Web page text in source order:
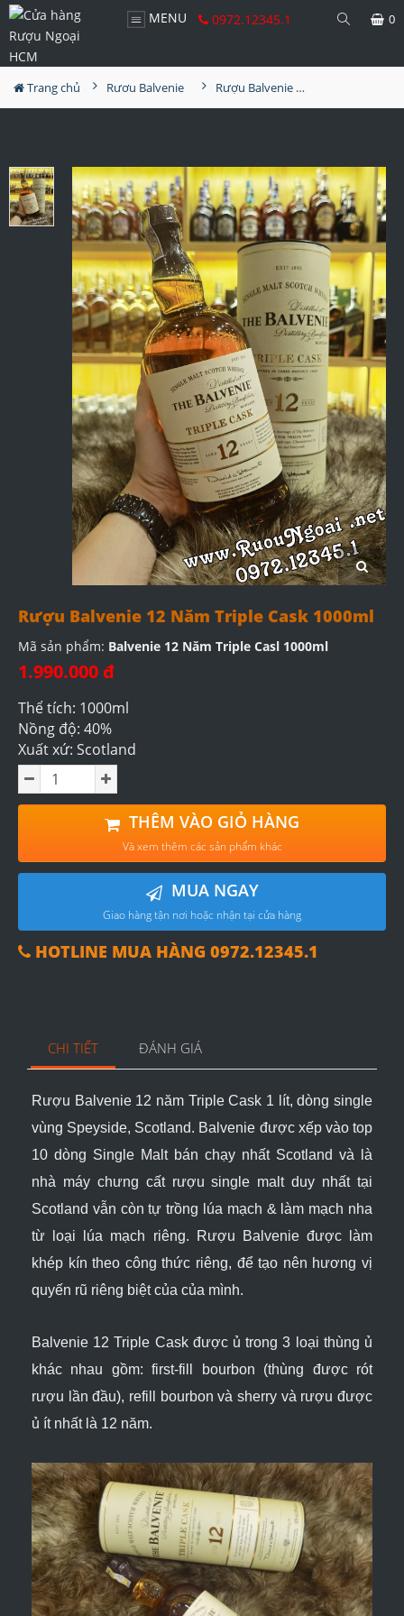
MENU 0972.12345.1 0
Trang chủ Rươu Balvenie Rượu Balvenie 12 Năm Triple Cask 1000ml
Rượu Balvenie 12 Năm Triple Cask 1000ml
Mã sản phẩm: Balvenie 12 Năm Triple Casl 1000ml
1.990.000 đ
Thể tích: 1000ml
Nồng độ: 40%
Xuất xứ: Scotland
THÊM VÀO GIỎ HÀNG
Và xem thêm các sản phẩm khác
MUA NGAY
Giao hàng tận nơi hoặc nhận tại cửa hàng
HOTLINE MUA HÀNG 0972.12345.1
CHI TIẾT ĐÁNH GIÁ
Rượu Balvenie 12 năm Triple Cask 1 lít, dòng single
vùng Speyside, Scotland. Balvenie được xếp vào top
10 dòng Single Malt bán chạy nhất Scotland và là
nhà máy chưng cất rượu single malt duy nhất tại
Scotland vẫn còn tự trồng lúa mạch & làm mạch nha
từ loại lúa mạch riêng. Rượu Balvenie được làm
khép kín theo công thức riêng, để tạo nên hương vị
quyến rũ riêng biệt của của mình.
Balvenie 12 Triple Cask được ủ trong 3 loại thùng ủ
khác nhau gồm: first-fill bourbon (thùng được rót
rượu lần đầu), refill bourbon và sherry và rượu được
ủ ít nhất là 12 năm.